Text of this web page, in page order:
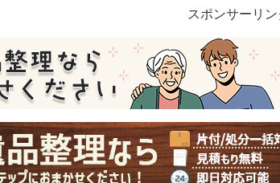
スポンサーリン